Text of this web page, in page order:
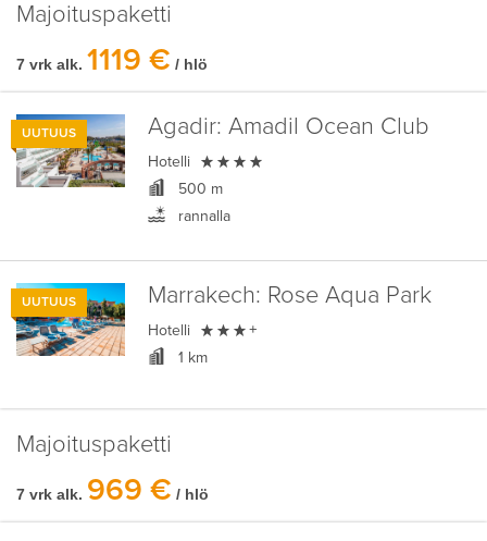
Majoituspaketti
7 vrk alk. 1119 € / hlö
UUTUUS Agadir: Amadil Ocean Club
Hotelli 
500 m
rannalla
UUTUUS Marrakech: Rose Aqua Park
Hotelli  +
1 km
Majoituspaketti
7 vrk alk. 969 € / hlö